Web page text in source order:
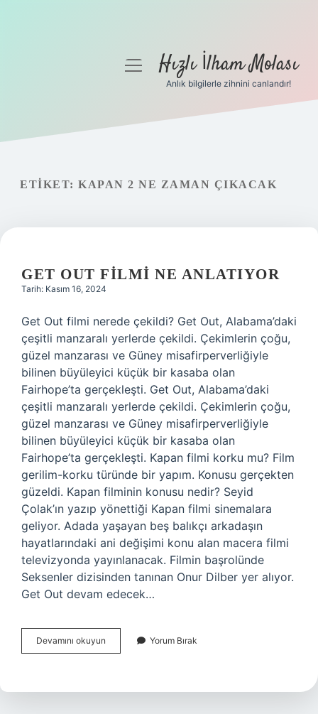
Gizlilik Politikası
menüyüHızlı İlham Molası
Anlık bilgilerle zihnini canlandır!
ETIKET: KAPAN 2 NE ZAMAN ÇIKACAK
GET OUT FILMI NE ANLATIYOR
Tarih: Kasım 16, 2024
Get Out filmi nerede çekildi? Get Out, Alabama’daki
çeşitli manzaralı yerlerde çekildi. Çekimlerin çoğu,
güzel manzarası ve Güney misafirperverliğiyle
bilinen büyüleyici küçük bir kasaba olan
Fairhope’ta gerçekleşti. Get Out, Alabama’daki
çeşitli manzaralı yerlerde çekildi. Çekimlerin çoğu,
güzel manzarası ve Güney misafirperverliğiyle
bilinen büyüleyici küçük bir kasaba olan
Fairhope’ta gerçekleşti. Kapan filmi korku mu? Film
gerilim-korku türünde bir yapım. Konusu gerçekten
güzeldi. Kapan filminin konusu nedir? Seyid
Çolak’ın yazıp yönettiği Kapan filmi sinemalara
geliyor. Adada yaşayan beş balıkçı arkadaşın
hayatlarındaki ani değişimi konu alan macera filmi
televizyonda yayınlanacak. Filmin başrolünde
Seksenler dizisinden tanınan Onur Dilber yer alıyor.
Get Out devam edecek…
Devamını okuyun
Out
Anlatıyor
Yorum Bırak